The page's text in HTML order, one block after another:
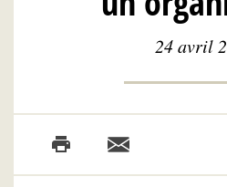
24 avril